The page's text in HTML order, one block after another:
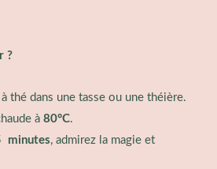
?
thé dans une tasse ou une théière.
à 80°C.
minutes, admirez la magie et